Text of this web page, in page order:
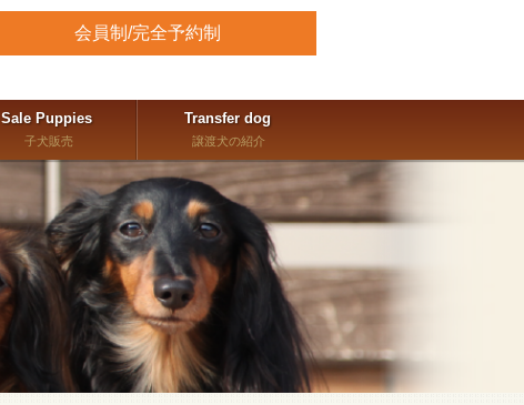
会員制/完全予約制
Sale Puppies
子犬販売
Transfer dog
譲渡犬の紹介